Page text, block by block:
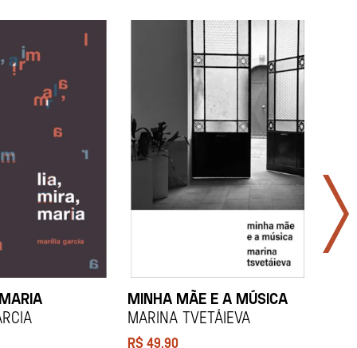
MINHA MÃE E A MÚSICA
Marina Tvetáieva
R$49,90